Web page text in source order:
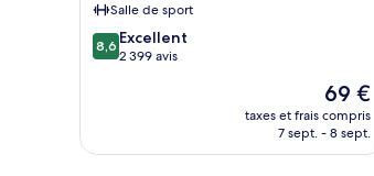
District
Central
and
Salle de sport
8.6
sur
8,6 Excellent
2 399 avis
Le
nouveau
prix
69 €
taxes et frais compris
7 sept. - 8 sept.